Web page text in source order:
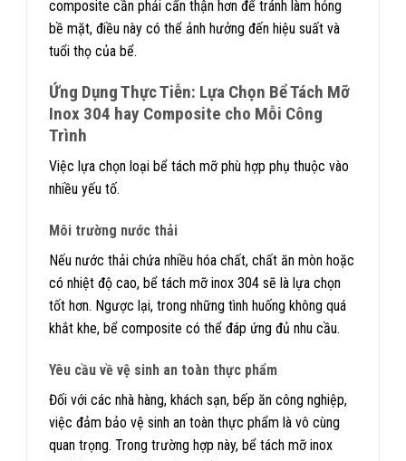
composite cần phải cẩn thận hơn để tránh làm hỏng
bề mặt, điều này có thể ảnh hưởng đến hiệu suất và
tuổi thọ của bể.
Ứng Dụng Thực Tiễn: Lựa Chọn Bể Tách Mỡ
Inox 304 hay Composite cho Mỗi Công
Trình
Việc lựa chọn loại bể tách mỡ phù hợp phụ thuộc vào
nhiều yếu tố.
Môi trường nước thải
Nếu nước thải chứa nhiều hóa chất, chất ăn mòn hoặc
có nhiệt độ cao, bể tách mỡ inox 304 sẽ là lựa chọn
tốt hơn. Ngược lại, trong những tình huống không quá
khắt khe, bể composite có thể đáp ứng đủ nhu cầu.
Yêu cầu về vệ sinh an toàn thực phẩm
Đối với các nhà hàng, khách sạn, bếp ăn công nghiệp,
việc đảm bảo vệ sinh an toàn thực phẩm là vô cùng
quan trọng. Trong trường hợp này, bể tách mỡ inox